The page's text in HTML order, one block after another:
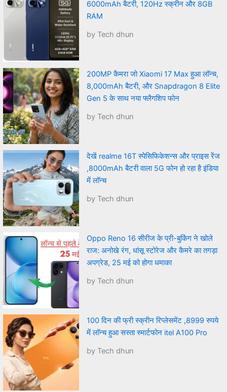
6000mAh बैटरी, 120Hz स्क्रीन और 8GB
RAM
by Tech dhun
200MP कैमरा जो Xiaomi 17 Max हुआ लॉन्च,
8,000mAh बैटरी, और Snapdragon 8 Elite
Gen 5 के साथ नया फ्लैगशिप फोन
by Tech dhun
देखें realme 16T स्पेसिफिकेशन्स और प्राइस रेंज
,8000mAh बैटरी वाला 5G फोन हो रहा है इंडिया
में लॉन्च
by Tech dhun
Oppo Reno 16 सीरीज के प्री-बुकिंग ने खोले
राज: अनोखे रंग, धांसू स्टोरेज और कैमरे का तगड़ा
अपग्रेड, 25 मई को होगा धमाका
by Tech dhun
100 दिन की फ्री स्क्रीन रिप्लेसमेंट ,8999 रुपये
में लॉन्च हुआ सस्ता स्मार्टफोन itel A100 Pro
by Tech dhun